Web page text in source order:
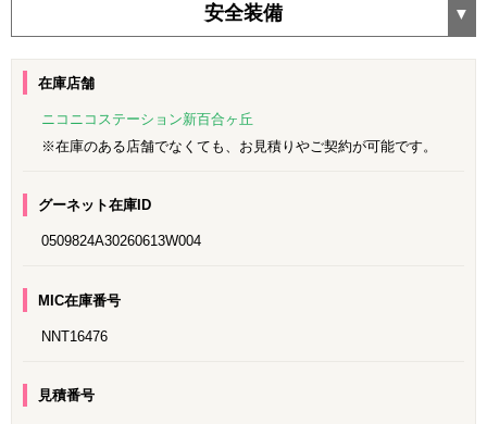
安全装備
在庫店舗
ニコニコステーション新百合ヶ丘
※在庫のある店舗でなくても、お見積りやご契約が可能です。
グーネット在庫ID
0509824A30260613W004
MIC在庫番号
NNT16476
見積番号